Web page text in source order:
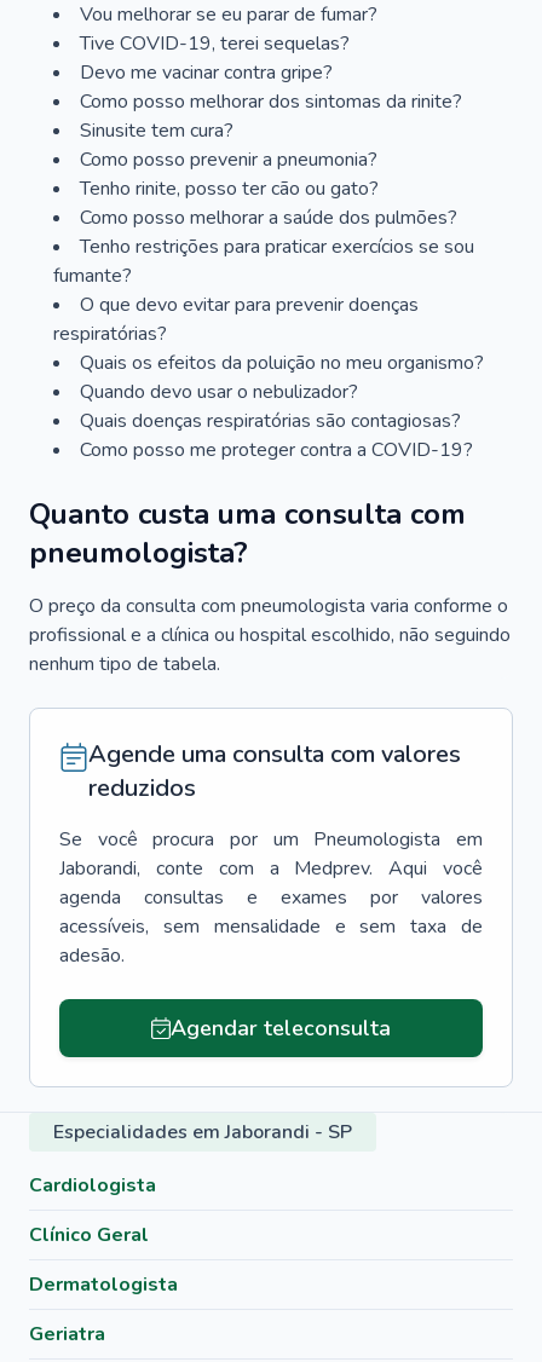
Vou melhorar se eu parar de fumar?
Tive COVID-19, terei sequelas?
Devo me vacinar contra gripe?
Como posso melhorar dos sintomas da rinite?
Sinusite tem cura?
Como posso prevenir a pneumonia?
Tenho rinite, posso ter cão ou gato?
Como posso melhorar a saúde dos pulmões?
Tenho restrições para praticar exercícios se sou
fumante?
O que devo evitar para prevenir doenças
respiratórias?
Quais os efeitos da poluição no meu organismo?
Quando devo usar o nebulizador?
Quais doenças respiratórias são contagiosas?
Como posso me proteger contra a COVID-19?
Quanto custa uma consulta com
pneumologista?
O preço da consulta com pneumologista varia conforme o
profissional e a clínica ou hospital escolhido, não seguindo
nenhum tipo de tabela.
Agende uma consulta com valores
reduzidos
Se você procura por um Pneumologista
em
Jaborandi, conte com a Medprev. Aqui você
agenda consultas e exames por valores
acessíveis, sem mensalidade e sem taxa de
adesão.
Agendar teleconsulta
Especialidades em Jaborandi - SP
Cardiologista
Clínico Geral
Dermatologista
Geriatra